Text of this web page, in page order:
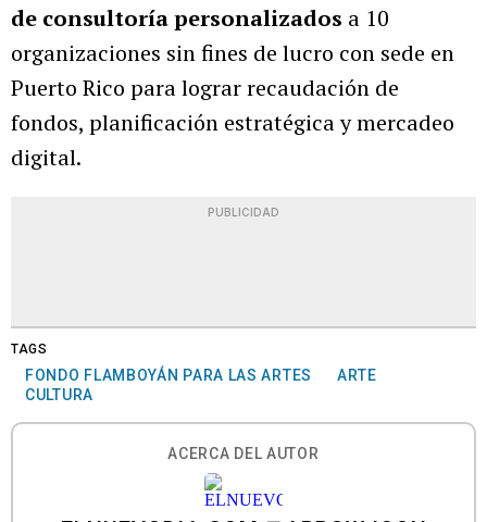
de consultoría personalizados a 10
organizaciones sin fines de lucro con sede en
Puerto Rico para lograr recaudación de
fondos, planificación estratégica y mercadeo
digital.
PUBLICIDAD
TAGS
FONDO FLAMBOYÁN PARA LAS ARTES
ARTE
CULTURA
ACERCA DEL AUTOR